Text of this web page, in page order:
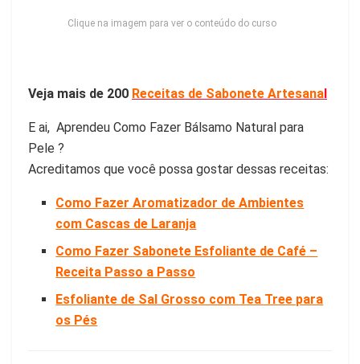
Clique na imagem para ver o conteúdo do curso
Veja mais de 200 Receitas de Sabonete Artesanal
E ai, Aprendeu Como Fazer Bálsamo Natural para
Pele ?
Acreditamos que você possa gostar dessas receitas:
Como Fazer Aromatizador de Ambientes
com Cascas de Laranja
Como Fazer Sabonete Esfoliante de Café –
Receita Passo a Passo
Esfoliante de Sal Grosso com Tea Tree para
os Pés